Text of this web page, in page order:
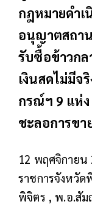
กฎหมายดำ
อนุญาตสถา
รับซื้อข้าวก
เงินสดไม่มีจ
กรณ์ฯ 9 แห่ง
ชะลอการข
12 พฤศจิกาย
ราชการจังหวัด
พิจิตร , พ.อ.สัม